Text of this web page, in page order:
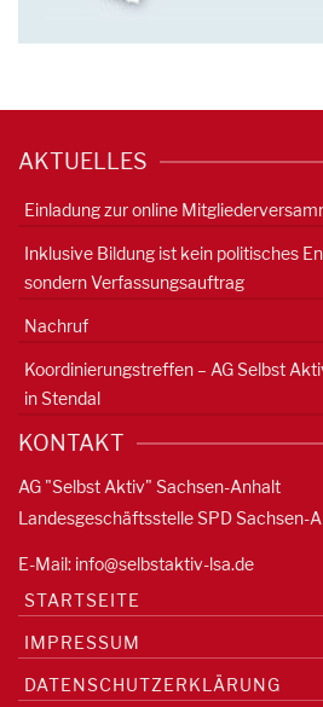
AKTUELLES
Einladung zur online
Inklusive Bildung ist kein politisches
sondern Verfassungsauftrag
Nachruf
Koordinierungstreffen – AG Selbst
in Stendal
KONTAKT
AG "Selbst Aktiv" Sachsen-Anhalt
Landesgeschäftsstelle SPD Sachsen-
E-Mail: info@selbstaktiv-lsa.de
STARTSEITE
IMPRESSUM
DATENSCHUTZERKLÄRUNG